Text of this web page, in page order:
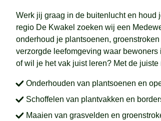
Werk jij graag in de buitenlucht en houd
regio De Kwakel zoeken wij een
onderhoud je plantsoenen,
verzorgde leefomgeving waar
of wil je het vak juist leren? Met de
Onderhouden van plantsoenen en
Schoffelen van plantvakken en
Maaien van grasvelden en